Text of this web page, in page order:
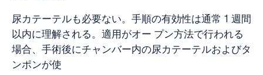
尿カテーテルも必要ない。手順の有効性は通常 1 週間
以内に理解される。適用がオー プン方法で行われる
場合、手術後にチャンバー内の尿カテーテルおよびタ
ンポンが使